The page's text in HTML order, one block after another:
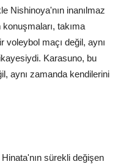
Nishinoya'nın inanılmaz
takıma
maçı değil, aynı
Karasuno, bu
aynı zamanda kendilerini
sürekli değişen